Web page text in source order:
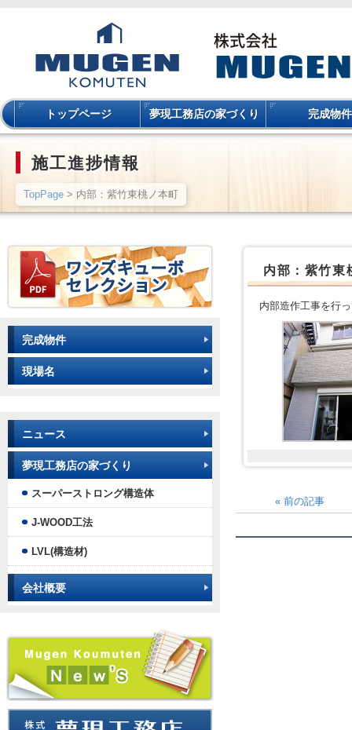
トップページ 夢現工務店の家づくり 完成物件
施工進捗情報
TopPage > 内部：紫竹東桃ノ本町
内部：紫竹東
内部造作工事を行
« 前の記事
完成物件
現場名
ニュース
夢現工務店の家づくり
スーパーストロング構造体
J-WOOD工法
LVL(構造材)
会社概要